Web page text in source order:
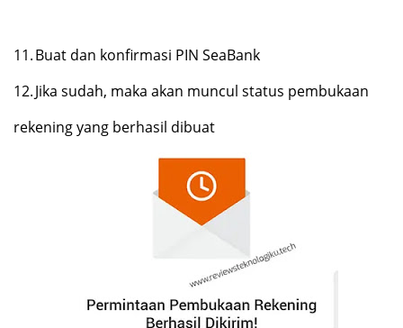
11.Buat dan konfirmasi PIN SeaBank
12.Jika sudah, maka akan muncul status pembukaan
rekening yang berhasil dibuat